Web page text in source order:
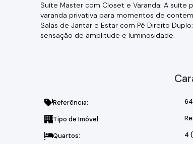
Suíte Master com Closet e Varanda: A
varanda privativa para momentos de
Salas de Jantar e Estar com Pé Direito
sensação de amplitude e luminosidade.
Sala Íntima com Sacada: Um espaço
Lavabo: Detalhes elegantes para
Lavanderia: Espaço funcional e bem
Piscina com Deck em Madeira: Um convite
Banheiro Externo: Conveniência e conforto.
Entradas Social e de Serviço: Praticidade no
Referência:
Tipo de Imóvel:
Quartos: 4